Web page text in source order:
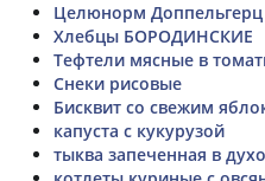
Целюнорм Доппельгерц
Хлебцы БОРОДИНСКИЕ
Тефтели мясные в
Снеки рисовые
Бисквит со свежим
капуста с кукурузой
тыква запеченная в